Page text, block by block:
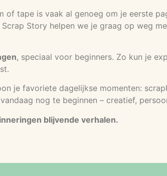
tape is vaak al genoeg om je eerste
Story helpen we je graag op weg
, speciaal voor beginners. Zo kun je
je favoriete dagelijkse momenten:
nog te beginnen – creatief,
blijvende verhalen.